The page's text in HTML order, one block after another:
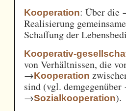
Kooperation: Über
Realisierung
Schaffung der
Kooperativ-
von Verhältnissen, die
→Kooperation
sind (vgl.
→Sozialkooperation).